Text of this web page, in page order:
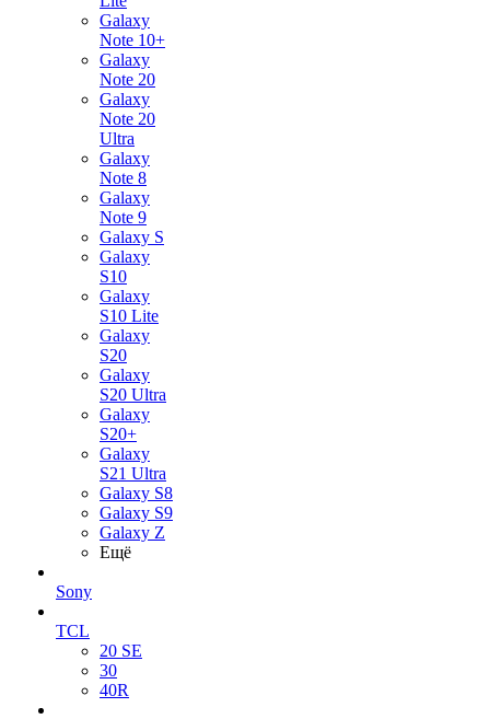
Galaxy
Note 10+
Galaxy
Note 20
Galaxy
Note 20
Ultra
Galaxy
Note 8
Galaxy
Note 9
Galaxy S
Galaxy
S10
Galaxy
S10 Lite
Galaxy
S20
Galaxy
S20 Ultra
Galaxy
S20+
Galaxy
S21 Ultra
Galaxy S8
Galaxy S9
Galaxy Z
Ещё
Sony
TCL
20 SE
30
40R